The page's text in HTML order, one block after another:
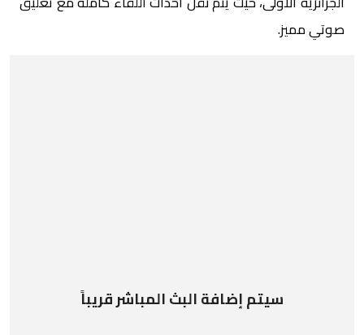
صوتي مميز.
سيتم إضافة البث المباشر قريباً